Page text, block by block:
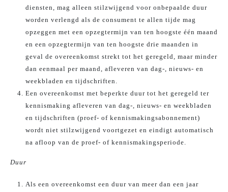
diensten, mag alleen stilzwijgend voor onbepaalde duur
worden verlengd als de consument te allen tijde mag
opzeggen met een opzegtermijn van ten hoogste één maand
en een opzegtermijn van ten hoogste drie maanden in
geval de overeenkomst strekt tot het geregeld, maar minder
dan eenmaal per maand, afleveren van dag-, nieuws- en
weekbladen en tijdschriften.
Een overeenkomst met beperkte duur tot het geregeld ter
kennismaking afleveren van dag-, nieuws- en weekbladen
en tijdschriften (proef- of kennismakingsabonnement)
wordt niet stilzwijgend voortgezet en eindigt automatisch
na afloop van de proef- of kennismakingsperiode.
Duur
Als een overeenkomst een duur van meer dan een jaar